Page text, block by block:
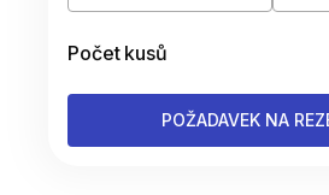
Počet kusů
POŽADAVEK NA